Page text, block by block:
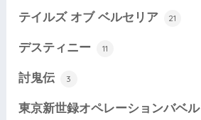
テイルズ オブ ベルセリア 21
デスティニー 11
討鬼伝 3
東京新世録オペレーションバベル